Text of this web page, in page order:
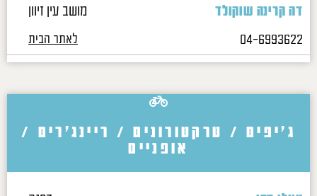
דה קרינה שוקולד
מושב עין זיוון
04-6993622
לאתר הבית
ג'יפים / טרקטורונים / ריינג'רים /
אופניים